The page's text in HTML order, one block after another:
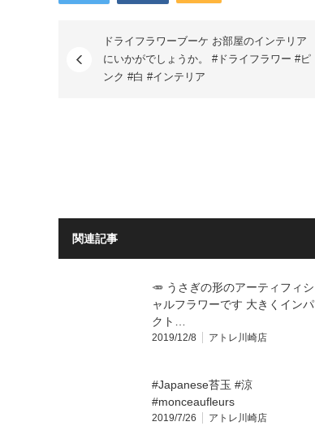
ドライフラワーブーケ お部屋のインテリア
にいかがでしょうか。 #ドライフラワー #ピ
ンク #白 #インテリア
関連記事
🥕 うさぎの形のアーティフィシ
ャルフラワーです 大きくインパ
クト…
2019/12/8 アトレ川崎店
#Japanese苔玉 #涼
#monceaufleurs
2019/7/26 アトレ川崎店